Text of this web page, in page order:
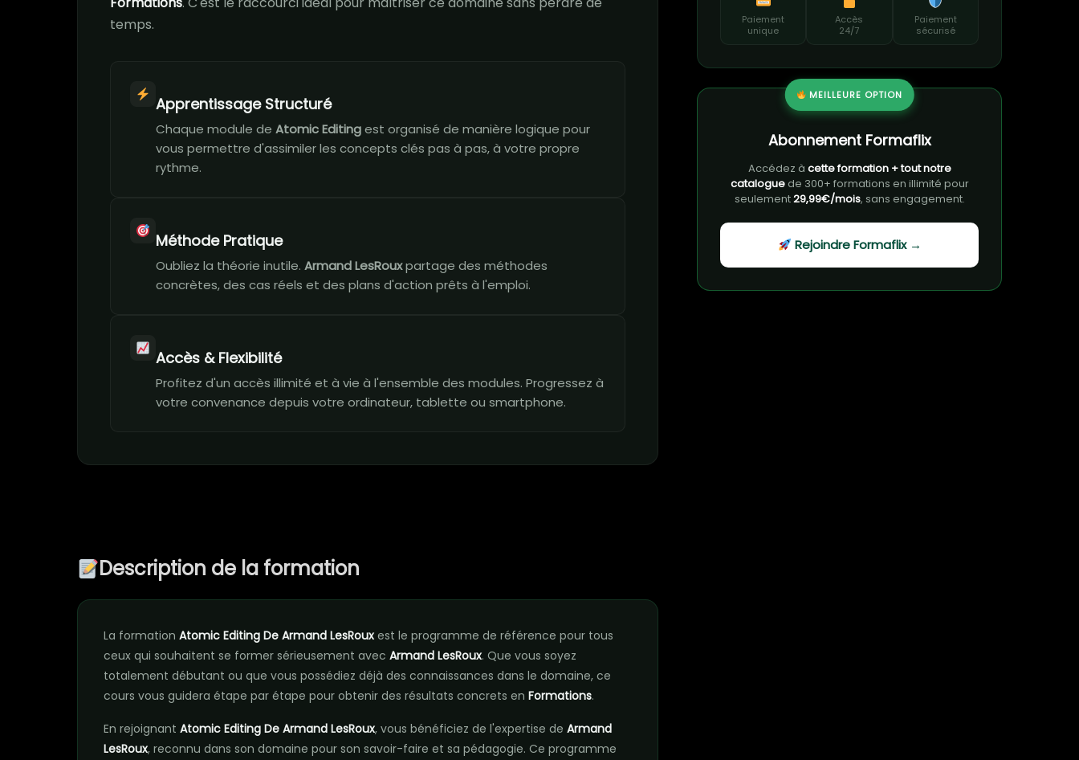
temps.
Apprentissage Structuré
Chaque module de Atomic Editingest organisé de manière logique pour
vous permettre d'assimiler les concepts clés pas à pas, à votre propre
rythme.
Méthode Pratique
Oubliez la théorie inutile. Armand LesRouxpartage des méthodes
concrètes, des cas réels et des plans d'action prêts à l'emploi.
Accès & Flexibilité
Profitez d'un accès illimité et à vie à l'ensemble des modules. Progressez à
votre convenance depuis votre ordinateur, tablette ou smartphone.
Description de la formation
La formation Atomic Editing De Armand LesRoux est le programme de référence pour tous
ceux qui souhaitent se former sérieusement avec Armand LesRoux. Que vous soyez
totalement débutant ou que vous possédiez déjà des connaissances dans le domaine, ce
cours vous guidera étape par étape pour obtenir des résultats concrets en Formations.
En rejoignant Atomic Editing De Armand LesRoux, vous bénéficiez de l'expertise de Armand
LesRoux, reconnu dans son domaine pour son savoir-faire et sa pédagogie. Ce programme
Paiement
unique
Accès
24/7
Paiement
sécurisé
MEILLEURE OPTION
Abonnement Formaflix
Accédez à cette formation + tout notre
cataloguede 300+ formations en illimité pour
seulement29,99€/mois, sans engagement.
Rejoindre Formaflix →